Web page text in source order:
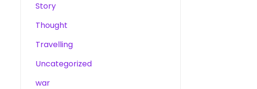
Story
Thought
Travelling
Uncategorized
war